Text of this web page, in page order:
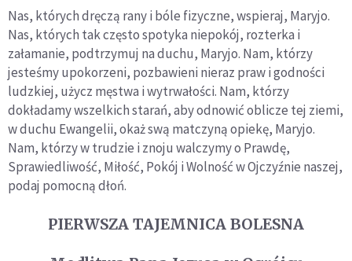
Nas, których dręczą rany i bóle fizyczne, wspieraj, Maryjo.
Nas, których tak często spotyka niepokój, rozterka i
załamanie, podtrzymuj na duchu, Maryjo. Nam, którzy
jesteśmy upokorzeni, pozbawieni nieraz praw i godności
ludzkiej, użycz męstwa i wytrwałości. Nam, którzy
dokładamy wszelkich starań, aby odnowić oblicze tej ziemi,
w duchu Ewangelii, okaż swą matczyną opiekę, Maryjo.
Nam, którzy w trudzie i znoju walczymy o Prawdę,
Sprawiedliwość, Miłość, Pokój i Wolność w Ojczyźnie naszej,
podaj pomocną dłoń.
PIERWSZA TAJEMNICA BOLESNA